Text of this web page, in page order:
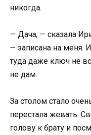
никогда.
— Дача, — сказала
— записана на меня.
туда даже ключ не
не дам.
За столом стало
перестала жевать.
голову к брату и